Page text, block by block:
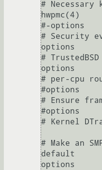
# Necessary
hwpmc(4)
#-options 	AUDIT
# Security
options 	MAC
# TrustedBSD
options		FLOWTABLE
# per-cpu
#options 	KDTRACE_FRAME
# Ensure
#options 	KDTRACE_HOOKS
# Kernel
# Make an
default
options 	SMP